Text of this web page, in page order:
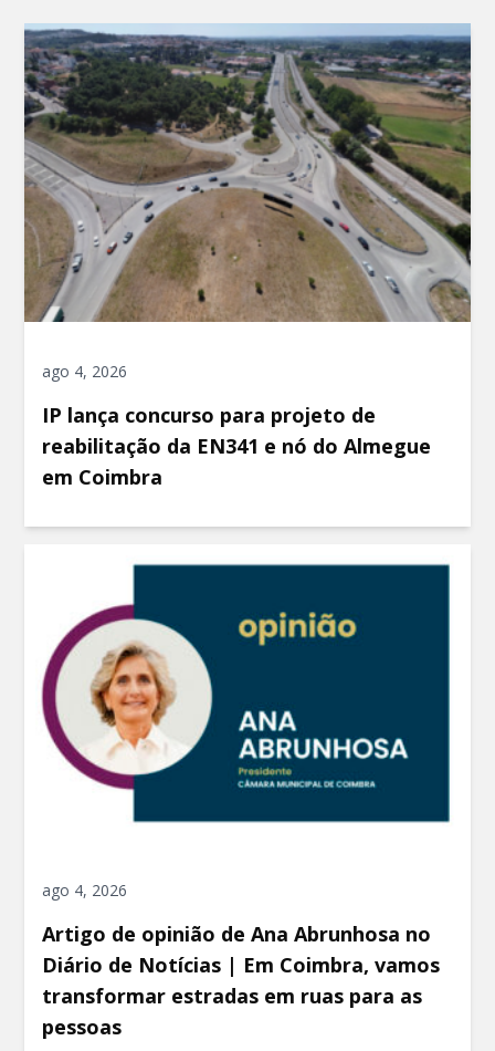
ago 4, 2026
IP lança concurso para projeto de
reabilitação da EN341 e nó do Almegue
em Coimbra
ago 4, 2026
Artigo de opinião de Ana Abrunhosa no
Diário de Notícias | Em Coimbra, vamos
transformar estradas em ruas para as
pessoas